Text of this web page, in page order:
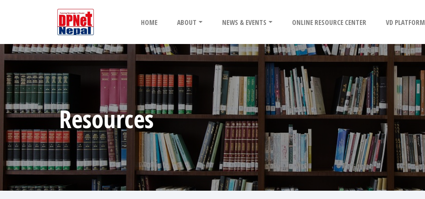
HOME ABOUT NEWS & EVENTS ONLINE RESOURCE CENTER VD PLATFORM
Resources